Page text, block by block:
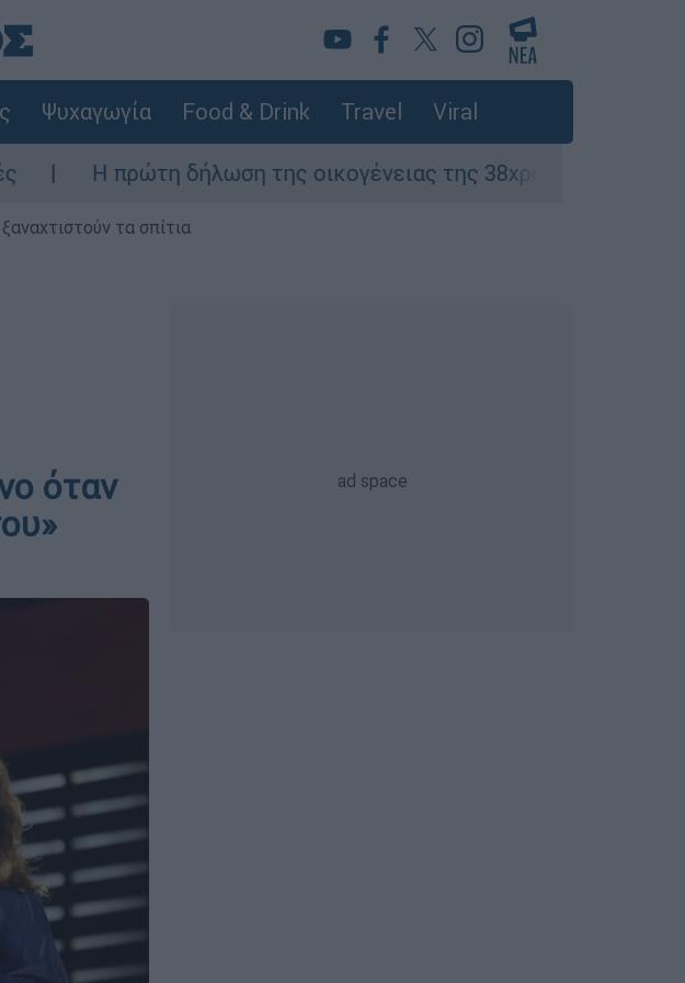
Ψυχαγωγία Food & Drink Travel Viral
δήλωση της οικογένειας της 38χρονης Βρετανίδας που
τα σπίτια
όταν